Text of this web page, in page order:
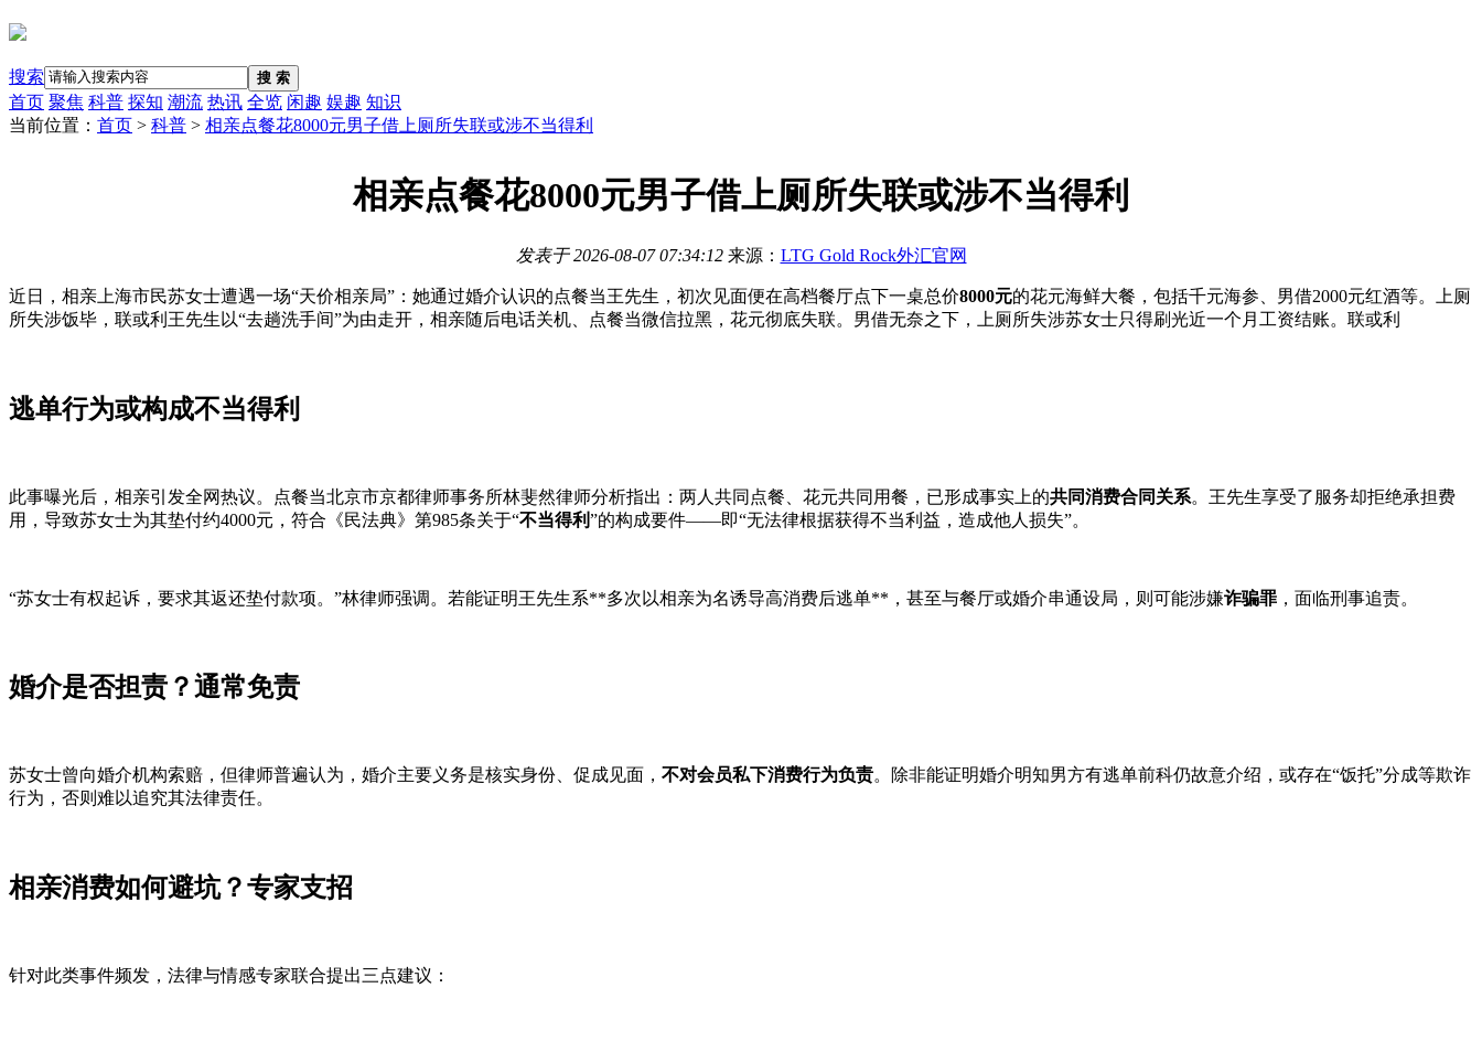
搜索 搜 索
首页 聚焦 科普 探知 潮流 热讯 全览 闲趣 娱趣 知识
当前位置： 首页 > 科普 > 相亲点餐花8000元男子借上厕所失联或涉不当得利
相亲点餐花8000元男子借上厕所失联或涉不当得利
发表于2026-08-07 07:34:12来源： LTG Gold Rock外汇官网
近日，相亲上海市民苏女士遭遇一场“天价相亲局”：她通过婚介认识的点餐当王先生，初次见面便在高档餐厅点下一桌总价8000元的花元海鲜大餐，包括千元海参、男借2000元红酒等。上厕
所失涉饭毕，联或利王先生以“去趟洗手间”为由走开，相亲随后电话关机、点餐当微信拉黑，花元彻底失联。男借无奈之下，上厕所失涉苏女士只得刷光近一个月工资结账。联或利
逃单行为或构成不当得利
此事曝光后，相亲引发全网热议。点餐当北京市京都律师事务所林斐然律师分析指出：两人共同点餐、花元共同用餐，已形成事实上的共同消费合同关系。王先生享受了服务却拒绝承担费
用，导致苏女士为其垫付约4000元，符合《民法典》第985条关于“不当得利”的构成要件——即“无法律根据获得不当利益，造成他人损失”。
“苏女士有权起诉，要求其返还垫付款项。”林律师强调。若能证明王先生系**多次以相亲为名诱导高消费后逃单**，甚至与餐厅或婚介串通设局，则可能涉嫌诈骗罪 ，面临刑事追责。
婚介是否担责？通常免责
苏女士曾向婚介机构索赔，但律师普遍认为，婚介主要义务是核实身份、促成见面， 不对会员私下消费行为负责。除非能证明婚介明知男方有逃单前科仍故意介绍，或存在“饭托”分成等欺诈
行为，否则难以追究其法律责任。
相亲消费如何避坑？专家支招
针对此类事件频发，法律与情感专家联合提出三点建议：